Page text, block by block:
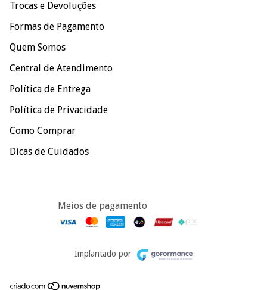
Trocas e Devoluções
Formas de Pagamento
Quem Somos
Central de Atendimento
Política de Entrega
Política de Privacidade
Como Comprar
Dicas de Cuidados
Meios de pagamento
Implantado por